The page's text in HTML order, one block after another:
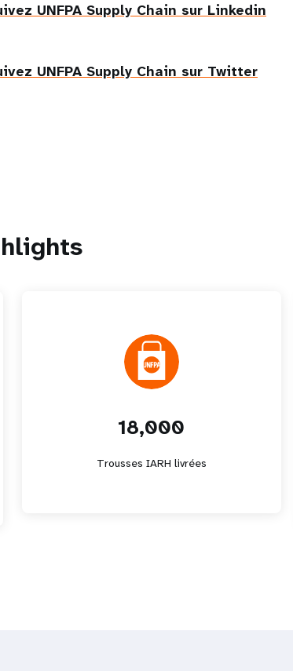
UNFPA Supply Chain sur Linkedin
UNFPA Supply Chain sur Twitter
18,000
Trousses IARH livrées